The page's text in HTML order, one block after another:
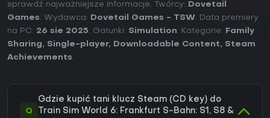
sprawdź najważniejsze informacje. Twórcy:
Dovetail
Games. Wydawca: Dovetail Games - TSW. Data premiery
na PC: 26 sie 2025. Gatunki: Simulation. Kategorie:
Family
Sharing, Single-player, Downloadable Content, Steam
Achievements.
Q
Gdzie kupić tani klucz Steam (CD key) do
Train Sim World 6: Frankfurt S-Bahn: S1, S8 &